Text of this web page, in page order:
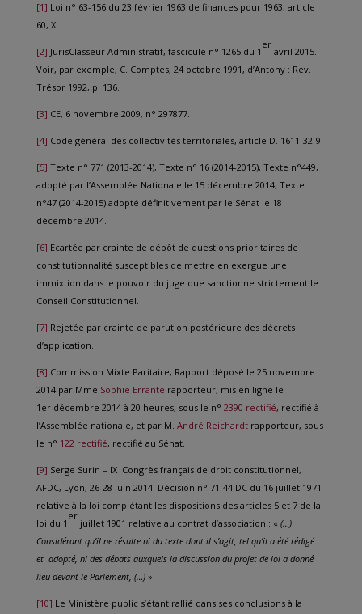
[1] Loi n° 63-156 du 23 février 1963 de finances pour 1963, article
60, XI.
[2] JurisClasseur Administratif, fascicule n° 1265 du 1
er
avril 2015.
Voir, par exemple, C. Comptes, 24 octobre 1991, d’Antony : Rev.
Trésor 1992, p. 136.
[3] CE, 6 novembre 2009, n° 297877.
[4] Code général des collectivités territoriales, article D. 1611-32-9.
[5] Texte n° 771 (2013-2014), Texte n° 16 (2014-2015), Texte n°449,
adopté par l’Assemblée Nationale le 15 décembre 2014, Texte
n°47 (2014-2015) adopté définitivement par le Sénat le 18
décembre 2014.
[6] Ecartée par crainte de dépôt de questions prioritaires de
constitutionnalité susceptibles de mettre en exergue une
immixtion dans le pouvoir du juge que sanctionne strictement le
Conseil Constitutionnel.
[7] Rejetée par crainte de parution postérieure des décrets
d’application.
[8] Commission Mixte Paritaire, Rapport déposé le 25 novembre
2014 par Mme Sophie Errante rapporteur, mis en ligne le
1er décembre 2014 à 20 heures, sous le n° 2390 rectifié, rectifié à
l’Assemblée nationale, et par M. André Reichardtrapporteur, sous
le n° 122 rectifié, rectifié au Sénat.
[9] Serge Surin – IX Congrès français de droit constitutionnel,
AFDC, Lyon, 26-28 juin 2014. Décision n° 71-44 DC du 16 juillet 1971
relative à la loi complétant les dispositions des articles 5 et 7 de la
loi du 1
er
juillet 1901 relative au contrat d’association : « (…)
Considérant qu’il ne résulte ni du texte dont il s’agit, tel qu’il a été rédigé
et adopté, ni des débats auxquels la discussion du projet de loi a donné
lieu devant le Parlement, (…)».
[10] Le Ministère public s’étant rallié dans ses conclusions à la